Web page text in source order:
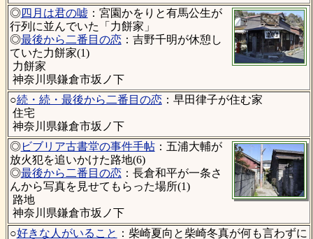
◎四月は君の嘘 ：宮園かをりと有馬公生が
行列に並んでいた「力餅家」
◎最後から二番目の恋：吉野千明が休憩し
ていた力餅家(1)
力餅家
神奈川県鎌倉市坂ノ下
○続・続・最後から二番目の恋：早田律子が住む家
住宅
神奈川県鎌倉市坂ノ下
◎ビブリア古書堂の事件手帖：五浦大輔が
放火犯を追いかけた路地(6)
◎最後から二番目の恋：長倉和平が一条さ
んから写真を見せてもらった場所(1)
路地
神奈川県鎌倉市坂ノ下
○好きな人がいること ：柴崎夏向と柴崎冬真が何も言わずに